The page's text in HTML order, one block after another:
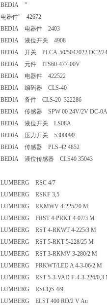
BEDIA "
电器件" 42672
BEDIA 电器件 2403
BEDIA 液位开关 4908
BEDIA 开关 PLCA-50/5042022 DC2/
BEDIA 元件 ITS60-477-00V
BEDIA 电器件 422522
BEDIA 编码器 CLS-40
BEDIA 备件 CLS-20 322286
BEDIA 传感器 SPW 00 24V/2V DC-
BEDIA 液位开关 LS08A
BEDIA 压力开关 5300090
BEDIA 传感器 PLS-42 4852
BEDIA 液位传感器 CLS40 35043
LUMBERG RSC 4/7
LUMBERG RSKF 3,5
LUMBERG RKMWV 4-225/20 M
LUMBERG PRST 4-PRKT 4-07/3 M
LUMBERG RST 4-RKWT 4-225/3 M
LUMBERG RST 5-RKT 5-228/25 M
LUMBERG RST 3-RKMV 3-280/2 M
LUMBERG PRKWT/LED A 4-3-06/2
LUMBERG RST 5-3-VAD F-4-3-226/
LUMBERG RSCQS 4/9
LUMBERG ELST 400 RD/2 V Au